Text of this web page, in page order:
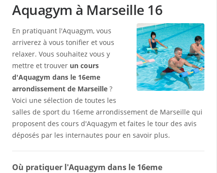
Aquagym à Marseille 16
En pratiquant l'Aquagym, vous
arriverez à vous tonifier et vous
relaxer. Vous souhaitez vous y
mettre et trouver un cours
d'Aquagym dans le 16eme
arrondissement de Marseille ?
Voici une sélection de toutes les
salles de sport du 16eme arrondissement de Marseille qui
proposent des cours d'Aquagym et faites le tour des avis
déposés par les internautes pour en savoir plus.
Où pratiquer l'Aquagym dans le 16eme